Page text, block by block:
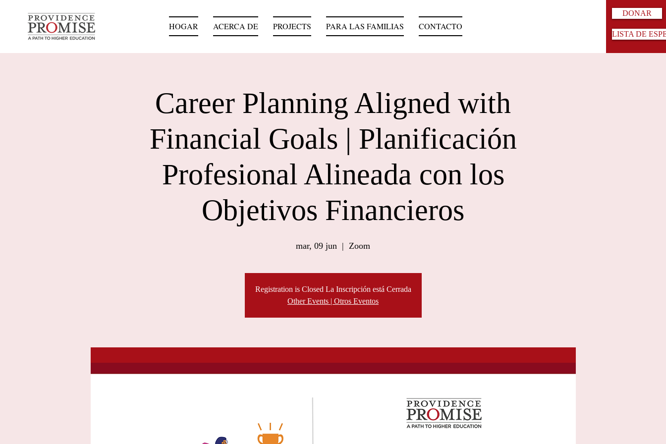
HOGAR ACERCA DE PROJECTS PARA LAS FAMILIAS CONTACTO
DONAR
LISTA DE
Career Planning Aligned with
Financial Goals | Planificación
Profesional Alineada con los
Objetivos Financieros
mar, 09 jun
  |
Zoom
Registration is Closed La Inscripción está Cerrada
Other Events | Otros Eventos